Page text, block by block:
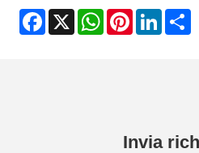
Facebook
X WhatsAppPinterestLinkedIn
Invia